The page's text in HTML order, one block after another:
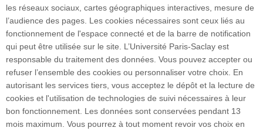
Accueil des publics internationaux
POLYTECH PARIS-SACLAY
Maison de l'ingénieur - Bâtiment 620
15, Rue Joliot-Curie
les réseaux sociaux, cartes géographiques interactives, mesure de
l’audience des pages. Les cookies nécessaires sont ceux liés au
fonctionnement de l'espace connecté et de la barre de notification
qui peut être utilisée sur le site. L’Université Paris-Saclay est
responsable du traitement des données. Vous pouvez accepter ou
refuser l’ensemble des cookies ou personnaliser votre choix. En
autorisant les services tiers, vous acceptez le dépôt et la lecture de
cookies et l'utilisation de technologies de suivi nécessaires à leur
bon fonctionnement. Les données sont conservées pendant 13
mois maximum. Vous pourrez à tout moment revoir vos choix en